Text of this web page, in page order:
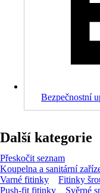
Bezpečnostní
Další kategorie
Přeskočit seznam
Koupelna a sanitární
Varné fitinky
Fitinky
Push-fit fitinky
Svěrné